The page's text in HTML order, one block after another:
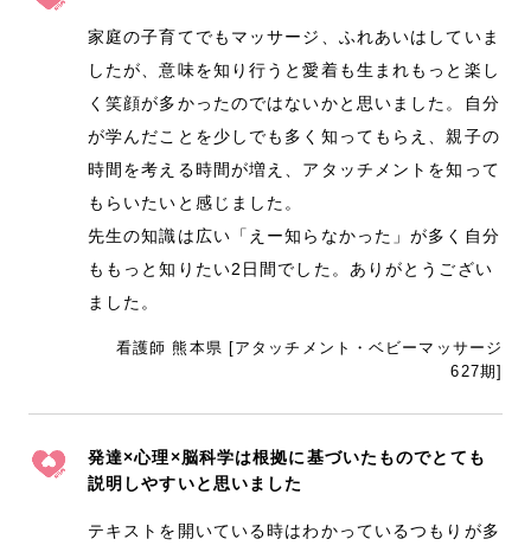
家庭の子育てでもマッサージ、ふれあいはしていま
したが、意味を知り行うと愛着も生まれもっと楽し
く笑顔が多かったのではないかと思いました。自分
が学んだことを少しでも多く知ってもらえ、親子の
時間を考える時間が増え、アタッチメントを知って
もらいたいと感じました。
先生の知識は広い「えー知らなかった」が多く自分
ももっと知りたい2日間でした。ありがとうござい
ました。
看護師 熊本県 [アタッチメント・ベビーマッサージ
627期]
発達×心理×脳科学は根拠に基づいたものでとても
説明しやすいと思いました
テキストを開いている時はわかっているつもりが多